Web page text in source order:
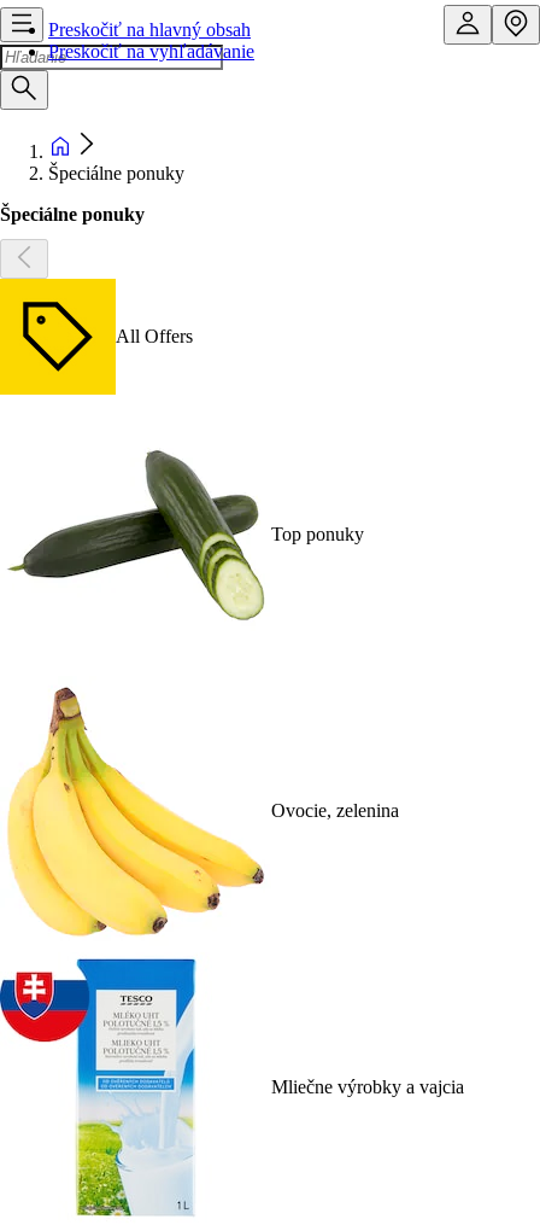
Preskočiť na hlavný obsah
Preskočiť na vyhľadávanie
Špeciálne ponuky
Špeciálne ponuky
All Offers
Top ponuky
Ovocie, zelenina
Mliečne výrobky a vajcia